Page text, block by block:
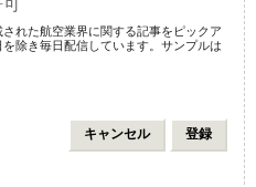
れた航空業界に関する記事をピックア
除き毎日配信しています。サンプルは